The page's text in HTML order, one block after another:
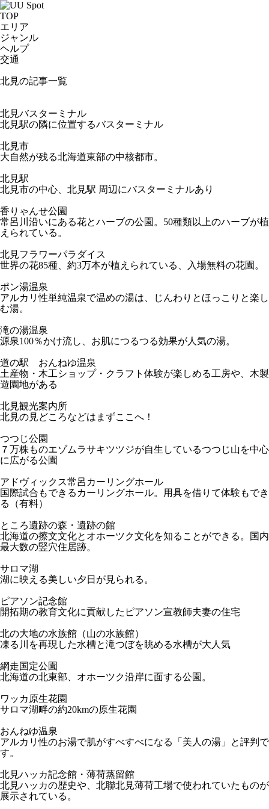
TOP
エリア
ジャンル
ヘルプ
交通
北見の記事一覧
北見バスターミナル
北見駅の隣に位置するバスターミナル
北見市
大自然が残る北海道東部の中核都市。
北見駅
北見市の中心、北見駅 周辺にバスターミナルあり
香りゃんせ公園
常呂川沿いにある花とハーブの公園。50種類以上のハーブが植
えられている。
北見フラワーパラダイス
世界の花85種、約3万本が植えられている、入場無料の花園。
ポン湯温泉
アルカリ性単純温泉で温めの湯は、じんわりとほっこりと楽し
む湯。
滝の湯温泉
源泉100％かけ流し、お肌につるつる効果が人気の湯。
道の駅 おんねゆ温泉
土産物・木工ショップ・クラフト体験が楽しめる工房や、木製
遊園地がある
北見観光案内所
北見の見どころなどはまずここへ！
つつじ公園
７万株ものエゾムラサキツツジが自生しているつつじ山を中心
に広がる公園
アドヴィックス常呂カーリングホール
国際試合もできるカーリングホール。用具を借りて体験もでき
る（有料）
ところ遺跡の森・遺跡の館
北海道の擦文文化とオホーツク文化を知ることができる。国内
最大数の竪穴住居跡。
サロマ湖
湖に映える美しい夕日が見られる。
ピアソン記念館
開拓期の教育文化に貢献したピアソン宣教師夫妻の住宅
北の大地の水族館（山の水族館）
凍る川を再現した水槽と滝つぼを眺める水槽が大人気
網走国定公園
北海道の北東部、オホーツク沿岸に面する公園。
ワッカ原生花園
サロマ湖畔の約20kmの原生花園
おんねゆ温泉
アルカリ性のお湯で肌がすべすべになる「美人の湯」と評判で
す。
北見ハッカ記念館・薄荷蒸留館
北見ハッカの歴史や、北聯北見薄荷工場で使われていたものが
展示されている。